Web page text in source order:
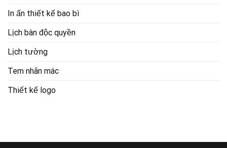
In ấn thiết kế bao bì
Lịch bàn độc quyền
Lịch tường
Tem nhãn mác
Thiết kế logo